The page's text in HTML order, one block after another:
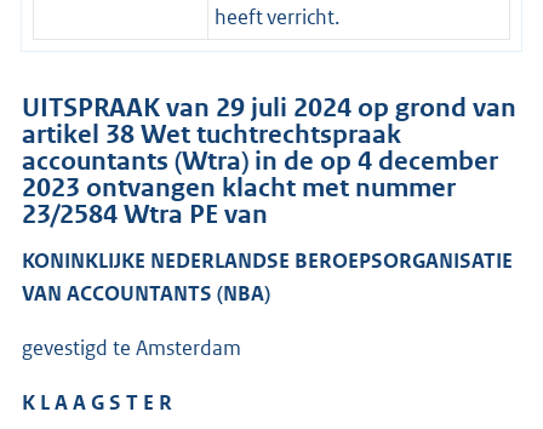
heeft verricht.
UITSPRAAK van 29 juli 2024 op grond van
artikel 38 Wet tuchtrechtspraak
accountants (Wtra) in de op 4 december
2023 ontvangen klacht met nummer
23/2584 Wtra PE van
KONINKLIJKE NEDERLANDSE BEROEPSORGANISATIE
VAN ACCOUNTANTS (NBA)
gevestigd te Amsterdam
K L A A G S T E R